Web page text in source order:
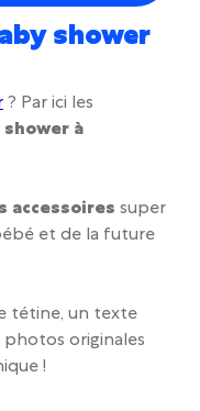
shower
? Par ici les
à
accessoires super
et de la future
tétine, un texte
photos originales
!